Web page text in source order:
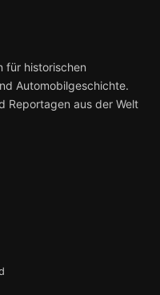
für historischen
Automobilgeschichte.
Reportagen aus der Welt